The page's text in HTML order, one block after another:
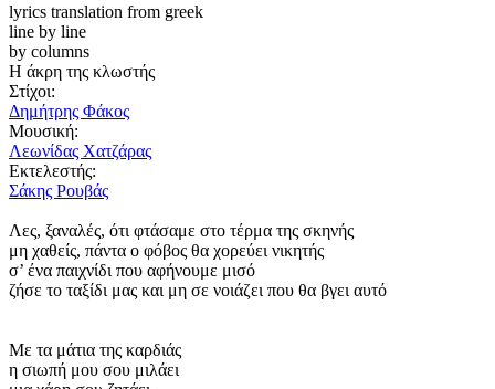
lyrics translation from greek
line by line
by columns
Η άκρη της κλωστής
Στίχοι:
Δημήτρης Φάκος
Μουσική:
Λεωνίδας Χατζάρας
Εκτελεστής:
Σάκης Ρουβάς
Λες, ξαναλές, ότι φτάσαμε στο τέρμα της σκηνής
μη χαθείς, πάντα ο φόβος θα χορεύει νικητής
σ’ ένα παιχνίδι που αφήνουμε μισό
ζήσε το ταξίδι μας και μη σε νοιάζει που θα βγει αυτό
Με τα μάτια της καρδιάς
η σιωπή μου σου μιλάει